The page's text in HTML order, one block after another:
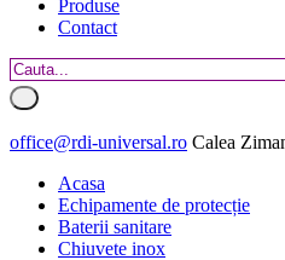
Produse
Contact
office@rdi-universal.ro Calea
Acasa
Echipamente de protecție
Baterii sanitare
Chiuvete inox